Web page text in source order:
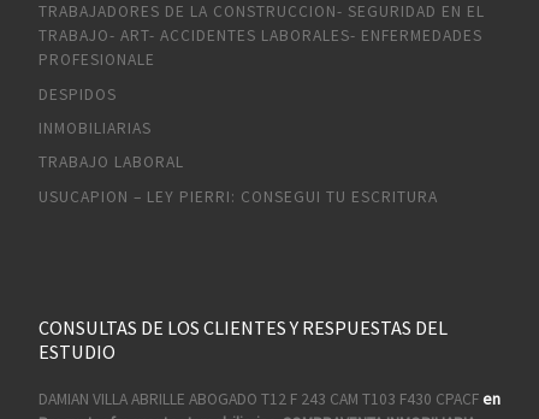
TRABAJADORES DE LA CONSTRUCCION- SEGURIDAD EN EL
TRABAJO- ART- ACCIDENTES LABORALES- ENFERMEDADES
PROFESIONALE
DESPIDOS
INMOBILIARIAS
TRABAJO LABORAL
USUCAPION – LEY PIERRI: CONSEGUI TU ESCRITURA
CONSULTAS DE LOS CLIENTES Y RESPUESTAS DEL
ESTUDIO
DAMIAN VILLA ABRILLE ABOGADO T12 F 243 CAM T103 F430 CPACFen